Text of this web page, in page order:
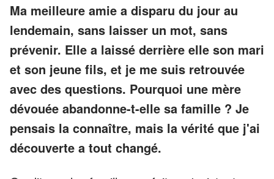
Ma meilleure amie a disparu du jour au
lendemain, sans laisser un mot, sans
prévenir. Elle a laissé derrière elle son mari
et son jeune fils, et je me suis retrouvée
avec des questions. Pourquoi une mère
dévouée abandonne-t-elle sa famille ? Je
pensais la connaître, mais la vérité que j'ai
découverte a tout changé.